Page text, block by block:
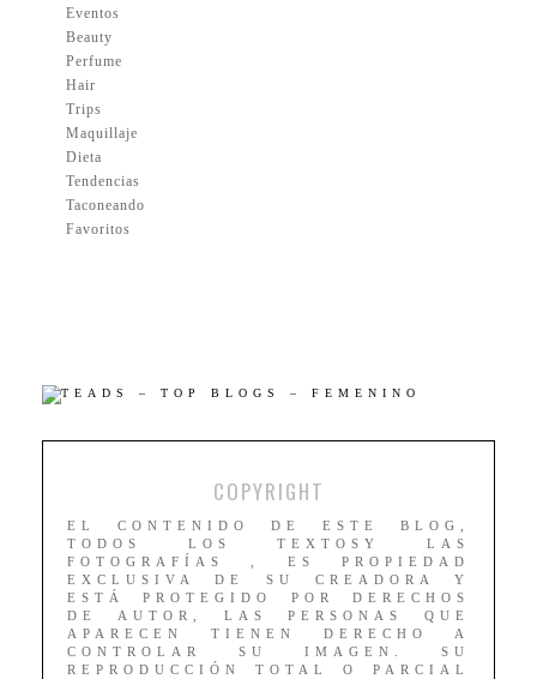
Eventos
Beauty
Perfume
Hair
Trips
Maquillaje
Dieta
Tendencias
Taconeando
Favoritos
COPYRIGHT
EL CONTENIDO DE ESTE BLOG,
TODOS LOS TEXTOSY LAS
FOTOGRAFÍAS , ES PROPIEDAD
EXCLUSIVA DE SU CREADORA Y
ESTÁ PROTEGIDO POR DERECHOS
DE AUTOR, LAS PERSONAS QUE
APARECEN TIENEN DERECHO A
CONTROLAR SU IMAGEN. SU
REPRODUCCIÓN TOTAL O PARCIAL